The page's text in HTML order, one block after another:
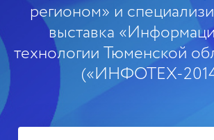
регионом» и
выставка
технологии Тюменской
(«ИНФОТЕХ-